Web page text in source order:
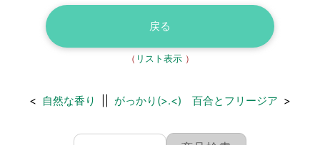
戻る
（ リスト表示）
< 自然な香り がっかり(>.<) 百合とフリージア >